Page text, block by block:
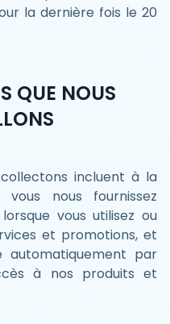
la dernière fois le 20
QUE NOUS
incluent à la
nous fournissez
vous utilisez ou
et promotions, et
automatiquement par
à nos produits et